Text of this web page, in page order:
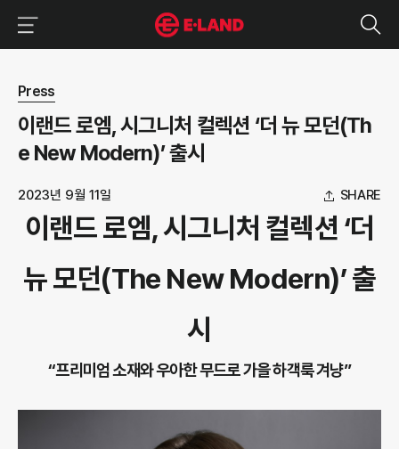
뉴스 상세보기
Press
이랜드 로엠, 시그니처 컬렉션 ‘더 뉴 모던(Th
e New Modern)’ 출시
2023년 9월 11일 SHARE
이랜드 로엠, 시그니처 컬렉션 ‘더
뉴 모던(The New Modern)’ 출
시
“프리미엄 소재와 우아한 무드로 가을 하객룩 겨냥”